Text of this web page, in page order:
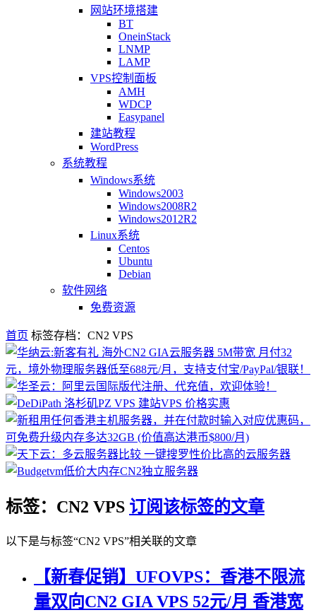
网站环境搭建
BT
OneinStack
LNMP
LAMP
VPS控制面板
AMH
WDCP
Easypanel
建站教程
WordPress
系统教程
Windows系统
Windows2003
Windows2008R2
Windows2012R2
Linux系统
Centos
Ubuntu
Debian
软件网络
免费资源
首页 标签存档：CN2 VPS
标签：CN2 VPS 订阅该标签的文章
以下是与标签“CN2 VPS”相关联的文章
【新春促销】UFOVPS：香港不限流
量双向CN2 GIA VPS 52元/月 香港宽